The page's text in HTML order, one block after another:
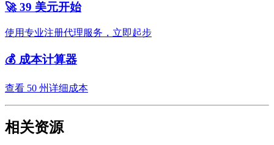
🚀 39 美元开始
使用专业注册代理服务，立即起步
💰 成本计算器
查看 50 州详细成本
相关资源